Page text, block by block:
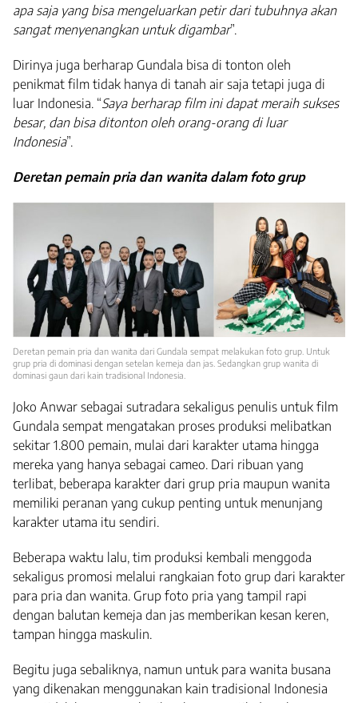
apa saja yang bisa mengeluarkan petir dari tubuhnya akan
sangat menyenangkan untuk digambar”.
Dirinya juga berharap Gundala bisa di tonton oleh
penikmat film tidak hanya di tanah air saja tetapi juga di
luar Indonesia. “Saya berharap film ini dapat meraih sukses
besar, dan bisa ditonton oleh orang-orang di luar
Indonesia”.
Deretan pemain pria dan wanita dalam foto grup
Deretan pemain pria dan wanita dari Gundala sempat melakukan foto grup. Untuk
grup pria di dominasi dengan setelan kemeja dan jas. Sedangkan grup wanita di
dominasi gaun dari kain tradisional Indonesia.
Joko Anwar sebagai sutradara sekaligus penulis untuk film
Gundala sempat mengatakan proses produksi melibatkan
sekitar 1.800 pemain, mulai dari karakter utama hingga
mereka yang hanya sebagai cameo. Dari ribuan yang
terlibat, beberapa karakter dari grup pria maupun wanita
memiliki peranan yang cukup penting untuk menunjang
karakter utama itu sendiri.
Beberapa waktu lalu, tim produksi kembali menggoda
sekaligus promosi melalui rangkaian foto grup dari karakter
para pria dan wanita. Grup foto pria yang tampil rapi
dengan balutan kemeja dan jas memberikan kesan keren,
tampan hingga maskulin.
Begitu juga sebaliknya, namun untuk para wanita busana
yang dikenakan menggunakan kain tradisional Indonesia